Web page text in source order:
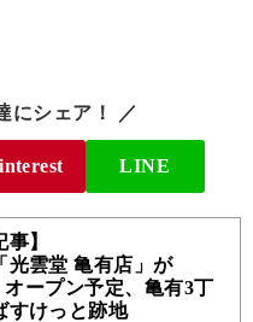
にシェア！ ／
LINE
】
光雲堂 亀有店」が
オープン予定、亀有3丁
すけっと跡地